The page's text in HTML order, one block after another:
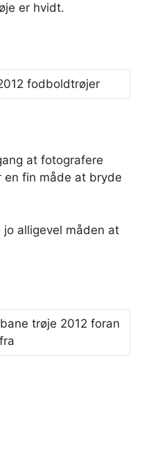
er hvidt.
at fotografere
en fin måde at bryde
alligevel måden at